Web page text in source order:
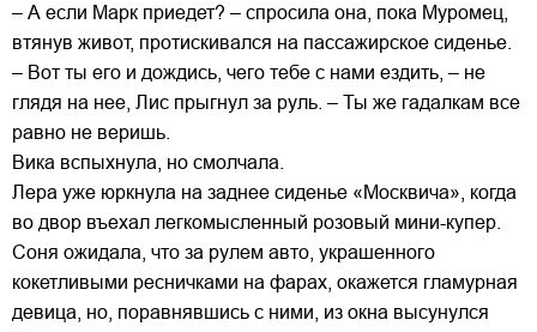
– А если Марк приедет? – спросила она, пока Муромец,
втянув живот, протискивался на пассажирское сиденье.
– Вот ты его и дождись, чего тебе с нами ездить, – не
глядя на нее, Лис прыгнул за руль. – Ты же гадалкам все
равно не веришь.
Вика вспыхнула, но смолчала.
Лера уже юркнула на заднее сиденье «Москвича», когда
во двор въехал легкомысленный розовый мини-купер.
Соня ожидала, что за рулем авто, украшенного
кокетливыми ресничками на фарах, окажется гламурная
девица, но, поравнявшись с ними, из окна высунулся